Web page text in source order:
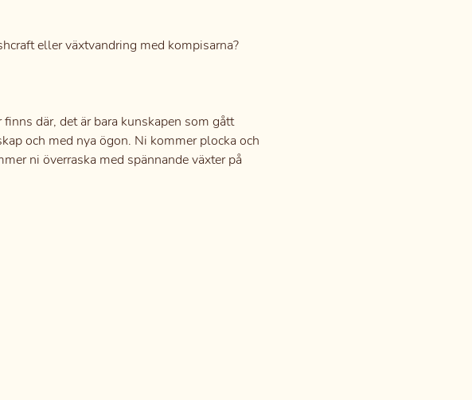
eller växtvandring med kompisarna?
där, det är bara kunskapen som gått
och med nya ögon. Ni kommer plocka och
ni överraska med spännande växter på